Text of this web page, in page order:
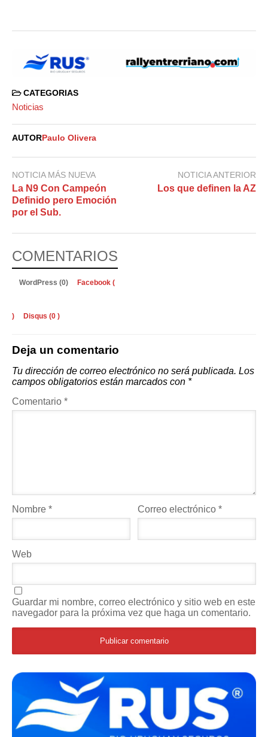
CATEGORIAS
Noticias
AUTOR Paulo Olivera
NOTICIA MÁS NUEVA
La N9 Con Campeón
Definido pero Emoción
por el Sub.
NOTICIA ANTERIOR
Los que definen la AZ
COMENTARIOS
WordPress (0) Facebook (
) Disqus (0 )
Deja un comentario
Tu dirección de correo electrónico no será publicada. Los
campos obligatorios están marcados con *
Comentario *
Nombre * Correo electrónico*
Web
Guardar mi nombre, correo electrónico y sitio web en este
navegador para la próxima vez que haga un comentario.